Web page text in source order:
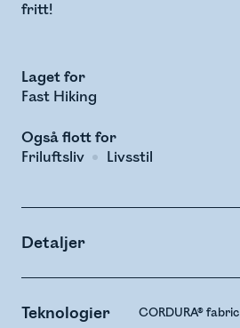
fritt!
Laget for
Fast Hiking
Også flott for
Friluftsliv
Livsstil
Detaljer
Teknologier CORDURA® fabric